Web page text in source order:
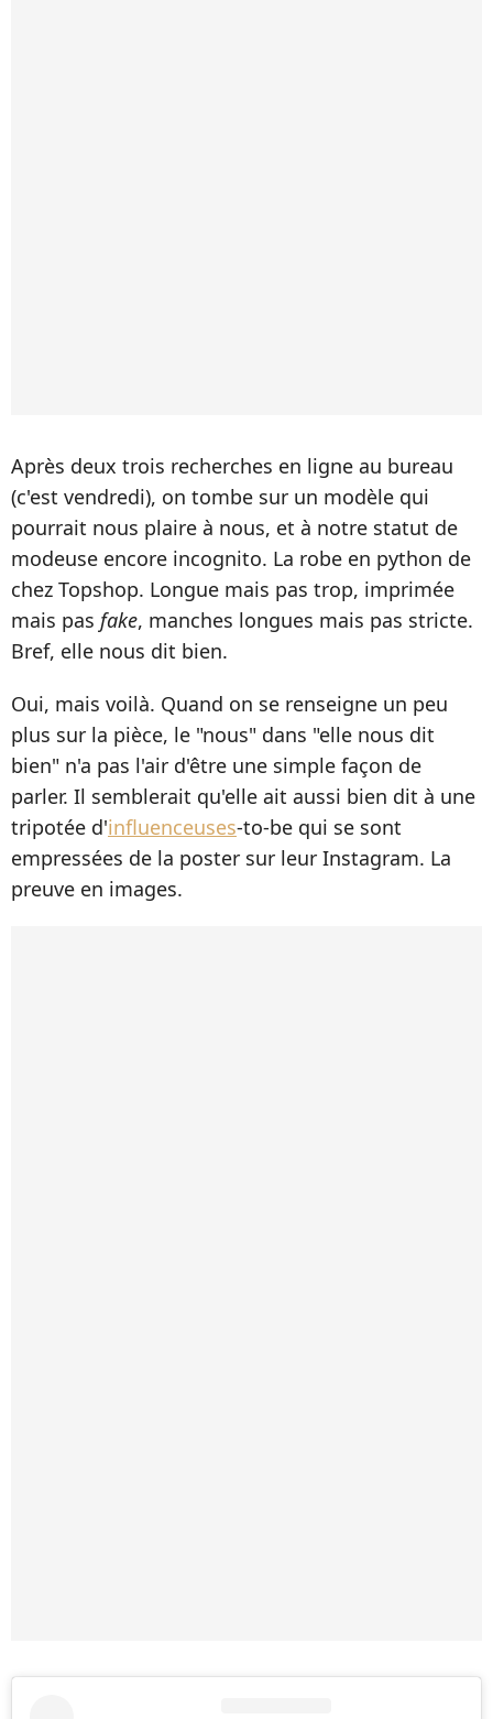
Après deux trois recherches en ligne au bureau
(c'est vendredi), on tombe sur un modèle qui
pourrait nous plaire à nous, et à notre statut de
modeuse encore incognito. La robe en python de
chez Topshop. Longue mais pas trop, imprimée
mais pas fake, manches longues mais pas stricte.
Bref, elle nous dit bien.
Oui, mais voilà. Quand on se renseigne un peu
plus sur la pièce, le "nous" dans "elle nous dit
bien" n'a pas l'air d'être une simple façon de
parler. Il semblerait qu'elle ait aussi bien dit à une
tripotée d'influenceuses-to-be qui se sont
empressées de la poster sur leur Instagram. La
preuve en images.